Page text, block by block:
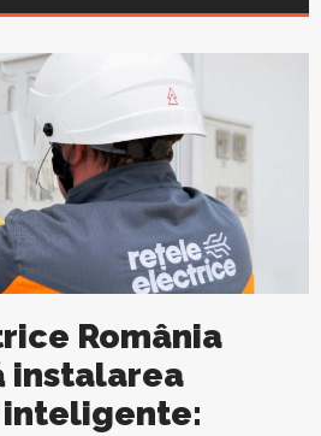
România
instalarea